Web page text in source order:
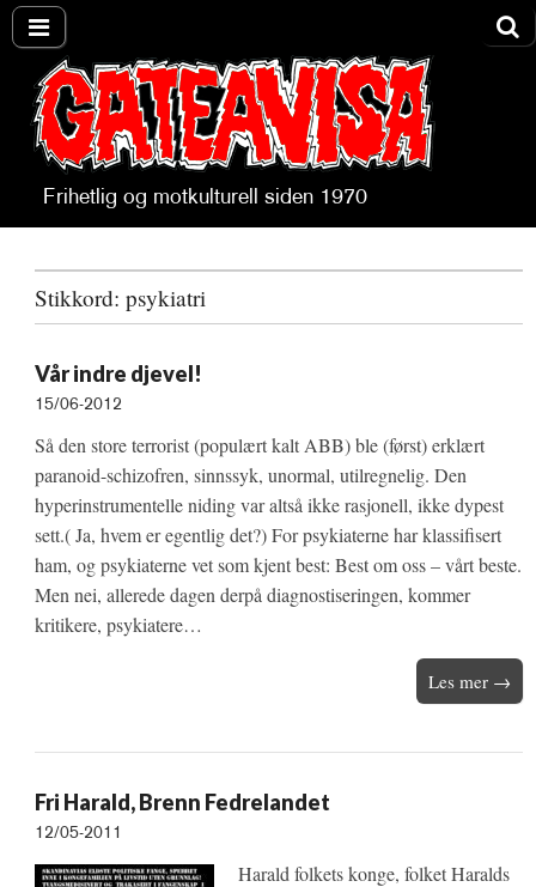
Gateavisa
Frihetlig og motkulturell siden 1970
Stikkord: psykiatri
Vår indre djevel!
15/06-2012
Så den store terrorist (populært kalt ABB) ble (først) erklært
paranoid-schizofren, sinnssyk, unormal, utilregnelig. Den
hyperinstrumentelle niding var altså ikke rasjonell, ikke dypest
sett.( Ja, hvem er egentlig det?) For psykiaterne har klassifisert
ham, og psykiaterne vet som kjent best: Best om oss – vårt beste.
Men nei, allerede dagen derpå diagnostiseringen, kommer
kritikere, psykiatere…
Les mer →
Fri Harald, Brenn Fedrelandet
12/05-2011
Harald folkets konge, folket Haralds